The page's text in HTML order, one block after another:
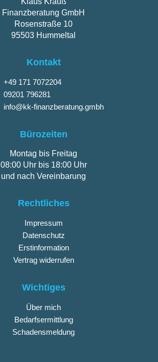
Finanzberatung GmbH
Rosenstraße 10
95503 Hummeltal
Kontakt
+49 171 7072204
09201 796281
info@kk-finanzberatung.gmbh
Bürozeiten
Montag bis Freitag
08:00 Uhr bis 18:00 Uhr
und nach Vereinbarung
Rechtliches
Impressum
Datenschutz
Erstinformation
Vertrag widerrufen
Wichtiges
Über mich
Bedarfsermittlung
Schadensmeldung